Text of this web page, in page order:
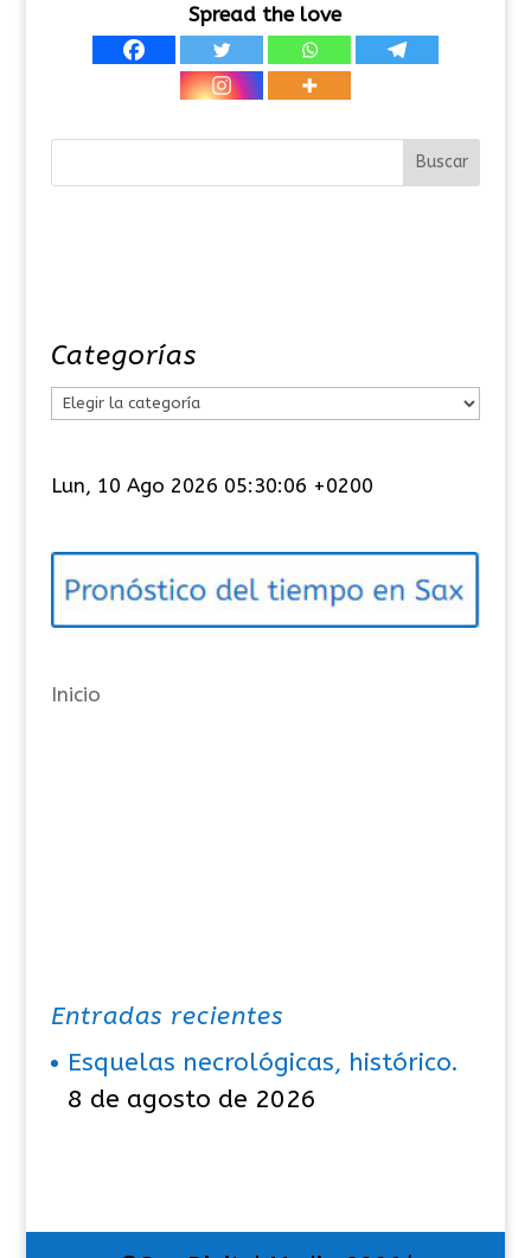
Spread the love
Categorías
e
o
í
s
Lun, 10 Ago 2026 05:30:06 +0200
Inicio
Entradas recientes
Esquelas necrológicas, histórico.
8 de agosto de 2026